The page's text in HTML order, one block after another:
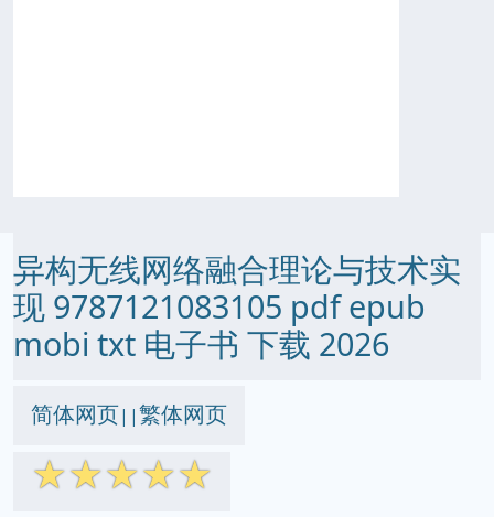
异构无线网络融合理论与技术实
现 9787121083105 pdf epub
mobi txt 电子书 下载 2026
简体网页||繁体网页
☆☆☆☆☆